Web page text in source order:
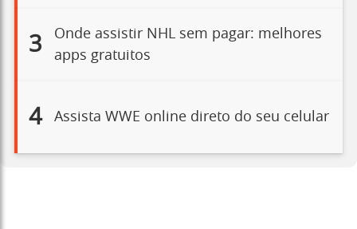
3
Onde assistir NHL sem pagar: melhores
apps gratuitos
4 Assista WWE online direto do seu celular